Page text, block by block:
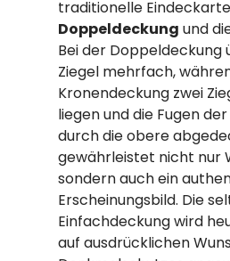
traditionelle
Doppeldeckung und
Bei der Doppeldeckung
Ziegel mehrfach,
Kronendeckung zwei
liegen und die Fugen
durch die obere
gewährleistet nicht nur
sondern auch ein
Erscheinungsbild. Die
Einfachdeckung wird
auf ausdrücklichen